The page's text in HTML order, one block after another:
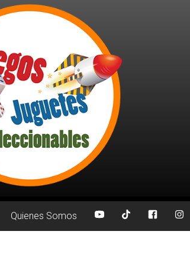
Quienes Somos